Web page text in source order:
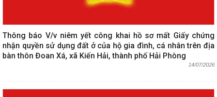
Thông báo V/v niêm yết công khai hồ sơ mất Giấy chứng
nhận quyền sử dụng đất ở của hộ gia đình, cá nhân trên địa
bàn thôn Đoan Xá, xã Kiến Hải, thành phố Hải Phòng
14/07/2026